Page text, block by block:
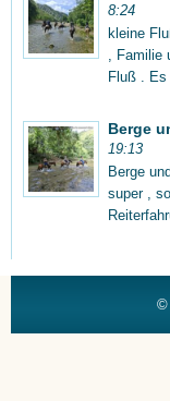
8:24
kleine
,
Fluß . Es
Berge
19:13
Berge
super ,
©